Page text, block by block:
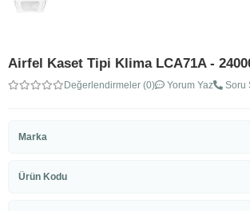
Airfel Kaset Tipi Klima LCA71A -
Değerlendirmeler (0) Yorum Yaz Soru
Marka
Ürün Kodu